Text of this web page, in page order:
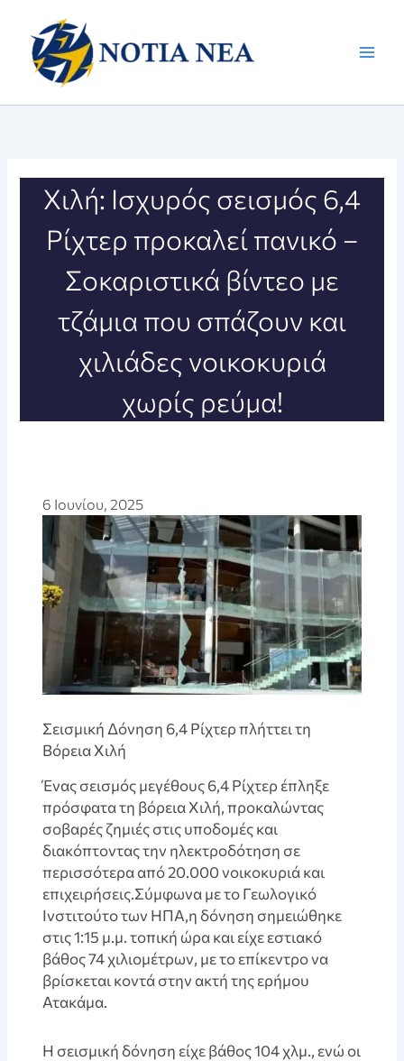
περιεχόμενο
Χιλή: Ισχυρός σεισμός 6,4
Ρίχτερ προκαλεί πανικό –
Σοκαριστικά βίντεο με
τζάμια που σπάζουν και
χιλιάδες νοικοκυριά
χωρίς ρεύμα!
6 Ιουνίου, 2025
Σεισμική Δόνηση 6,4 Ρίχτερ πλήττει τη
Βόρεια Χιλή
Ένας σεισμός μεγέθους 6,4 Ρίχτερ έπληξε
πρόσφατα τη βόρεια Χιλή, προκαλώντας
σοβαρές ζημιές στις υποδομές και
διακόπτοντας την ηλεκτροδότηση σε
περισσότερα από 20.000 νοικοκυριά και
επιχειρήσεις.Σύμφωνα με το Γεωλογικό
Ινστιτούτο των ΗΠΑ,η δόνηση σημειώθηκε
στις 1:15 μ.μ. τοπική ώρα και είχε εστιακό
βάθος 74 χιλιομέτρων, με το επίκεντρο να
βρίσκεται κοντά στην ακτή της ερήμου
Ατακάμα.
Η σεισμική δόνηση είχε βάθος 104 χλμ., ενώ οι